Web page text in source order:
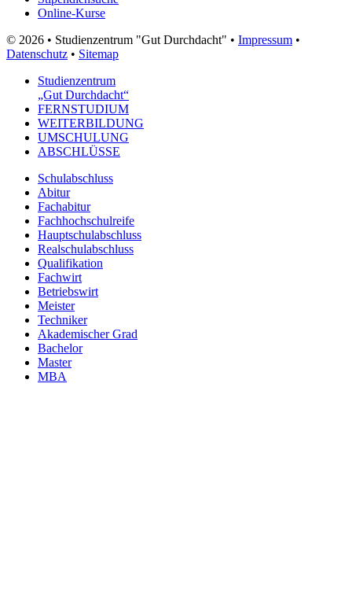
Online-Kurse
© 2026 • Studienzentrum "Gut Durchdacht" • Impressum •
Datenschutz • Sitemap
Studienzentrum
„Gut Durchdacht“
FERNSTUDIUM
WEITERBILDUNG
UMSCHULUNG
ABSCHLÜSSE
Schulabschluss
Abitur
Fachabitur
Fachhochschulreife
Hauptschulabschluss
Realschulabschluss
Qualifikation
Fachwirt
Betriebswirt
Meister
Techniker
Akademischer Grad
Bachelor
Master
MBA